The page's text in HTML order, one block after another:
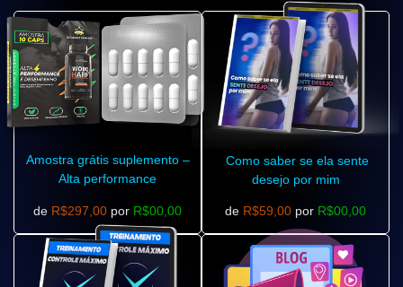
Amostra grátis suplemento –
Alta performance
de R$297,00 por R$00,00
Como saber se ela sente
desejo por mim
de R$59,00 por R$00,00